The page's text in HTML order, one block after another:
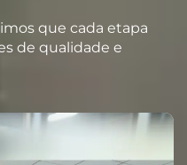
que cada etapa
de qualidade e